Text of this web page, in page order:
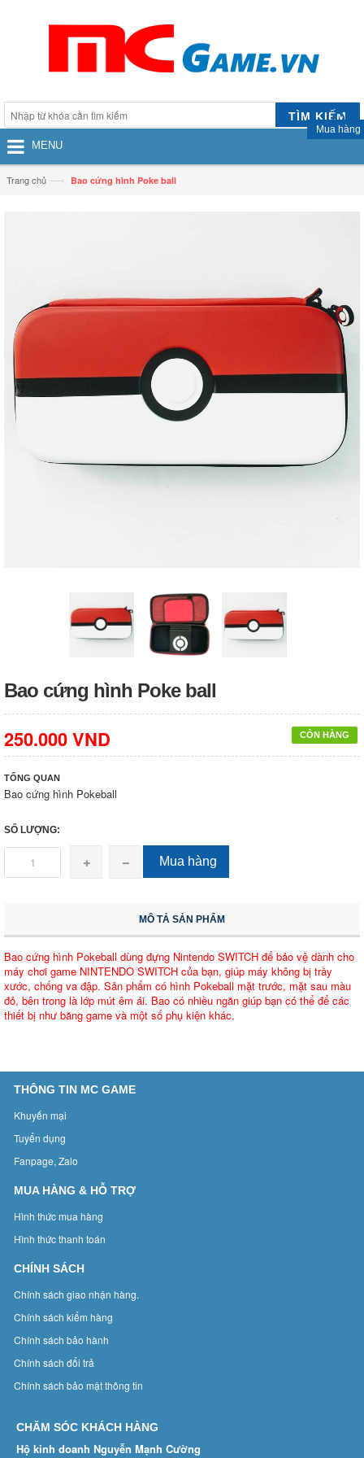
TÌM KIẾM
Mua hàng
MENU
Trang chủ —› Bao cứng hình Poke ball
Bao cứng hình Poke ball
CÒN HÀNG
250.000 VND
TỔNG QUAN
Bao cứng hình Pokeball
SỐ LƯỢNG:
Mua hàng
MÔ TẢ SẢN PHẨM
Bao cứng hình Pokeball dùng đựng Nintendo SWITCH để bảo vệ dành cho
máy chơi game NINTENDO SWITCH của bạn, giúp máy không bị trầy
xước, chống va đập. Sản phẩm có hình Pokeball mặt trước, mặt sau màu
đỏ, bên trong là lớp mút êm ái. Bao có nhiều ngăn giúp bạn có thể để các
thiết bị như băng game và một số phụ kiện khác.
THÔNG TIN MC GAME
Khuyến mại
Tuyển dụng
Fanpage, Zalo
MUA HÀNG & HỖ TRỢ
Hình thức mua hàng
Hình thức thanh toán
CHÍNH SÁCH
Chính sách giao nhận hàng.
Chính sách kiểm hàng
Chính sách bảo hành
Chính sách đổi trả
Chính sách bảo mật thông tin
CHĂM SÓC KHÁCH HÀNG
Hộ kinh doanh Nguyễn Mạnh Cường